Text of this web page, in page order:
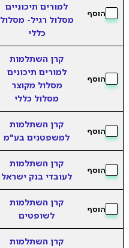
הוסף
למורים תיכוניים
מסלול רגיל- מסלול
כללי
הוסף
קרן השתלמות
למורים תיכונים
מסלול מקוצר
מסלול כללי
הוסף
קרן השתלמות
למשפטנים בע"מ
הוסף
קרן השתלמות
לעובדי בנק ישראל
הוסף
קרן השתלמות
לשופטים
קרן השתלמות